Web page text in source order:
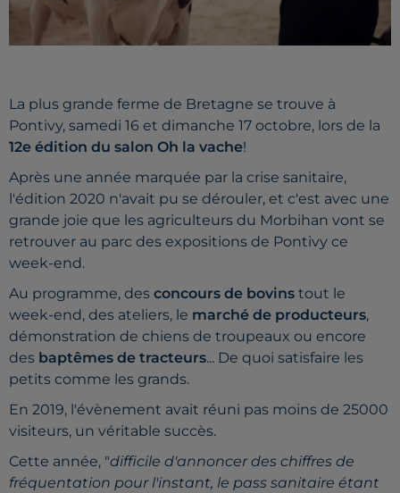
La plus grande ferme de Bretagne se trouve à
Pontivy, samedi 16 et dimanche 17 octobre, lors de la
12e édition du salon Oh la vache!
Après une année marquée par la crise sanitaire,
l'édition 2020 n'avait pu se dérouler, et c'est avec une
grande joie que les agriculteurs du Morbihan vont se
retrouver au parc des expositions de Pontivy ce
week-end.
Au programme, des concours de bovins tout le
week-end, des ateliers, le marché de producteurs,
démonstration de chiens de troupeaux ou encore
des baptêmes de tracteurs... De quoi satisfaire les
petits comme les grands.
En 2019, l'évènement avait réuni pas moins de 25000
visiteurs, un véritable succès.
Cette année, "difficile d'annoncer des chiffres de
fréquentation pour l'instant, le pass sanitaire étant